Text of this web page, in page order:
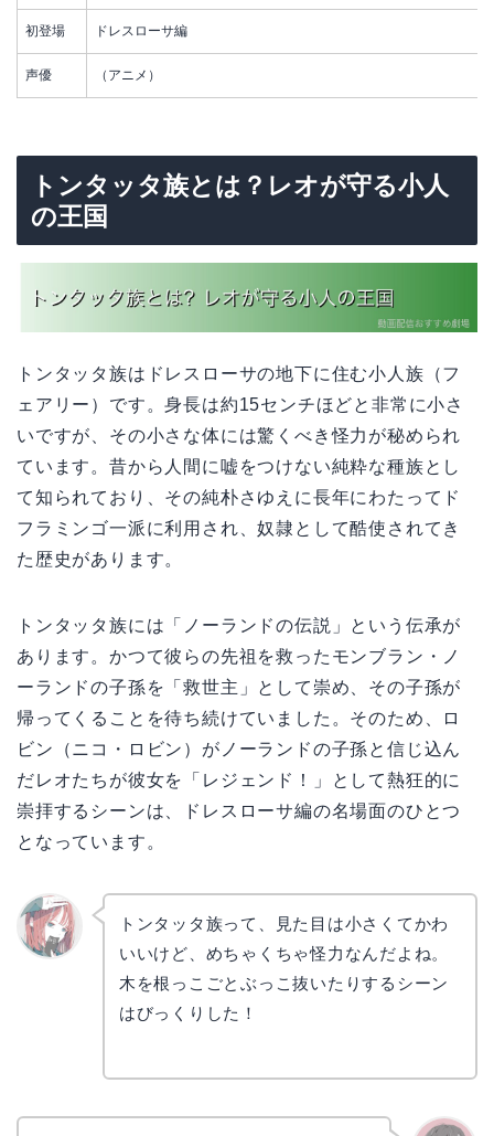
初登場 ドレスローサ編
声優 （アニメ）
トンタッタ族とは？レオが守る小人
の王国
トンタッタ族はドレスローサの地下に住む小人族（フ
ェアリー）です。身長は約15センチほどと非常に小さ
いですが、その小さな体には驚くべき怪力が秘められ
ています。昔から人間に嘘をつけない純粋な種族とし
て知られており、その純朴さゆえに長年にわたってド
フラミンゴ一派に利用され、奴隷として酷使されてき
た歴史があります。
トンタッタ族には「ノーランドの伝説」という伝承が
あります。かつて彼らの先祖を救ったモンブラン・ノ
ーランドの子孫を「救世主」として崇め、その子孫が
帰ってくることを待ち続けていました。そのため、ロ
ビン（ニコ・ロビン）がノーランドの子孫と信じ込ん
だレオたちが彼女を「レジェンド！」として熱狂的に
崇拝するシーンは、ドレスローサ編の名場面のひとつ
となっています。
トンタッタ族って、見た目は小さくてかわ
いいけど、めちゃくちゃ怪力なんだよね。
木を根っこごとぶっこ抜いたりするシーン
はびっくりした！